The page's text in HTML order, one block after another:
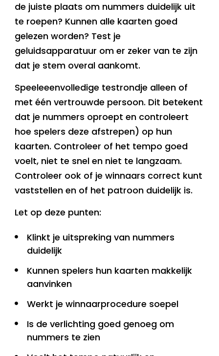
de juiste plaats om nummers duidelijk uit
te roepen? Kunnen alle kaarten goed
gelezen worden? Test je
geluidsapparatuur om er zeker van te zijn
dat je stem overal aankomt.
Speeleeenvolledige testrondje alleen of
met één vertrouwde persoon. Dit betekent
dat je nummers oproept en controleert
hoe spelers deze afstrepen) op hun
kaarten. Controleer of het tempo goed
voelt, niet te snel en niet te langzaam.
Controleer ook of je winnaars correct kunt
vaststellen en of het patroon duidelijk is.
Let op deze punten:
Klinkt je uitspreking van nummers
duidelijk
Kunnen spelers hun kaarten makkelijk
aanvinken
Werkt je winnaarprocedure soepel
Is de verlichting goed genoeg om
nummers te zien